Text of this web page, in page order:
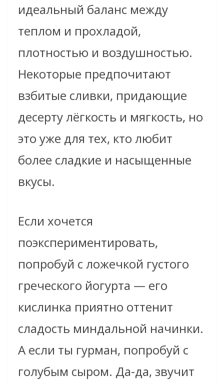
идеальный баланс между
теплом и прохладой,
плотностью и воздушностью.
Некоторые предпочитают
взбитые сливки, придающие
десерту лёгкость и мягкость, но
это уже для тех, кто любит
более сладкие и насыщенные
вкусы.
Если хочется
поэкспериментировать,
попробуй с ложечкой густого
греческого йогурта — его
кислинка приятно оттенит
сладость миндальной начинки.
А если ты гурман, попробуй с
голубым сыром. Да-да, звучит